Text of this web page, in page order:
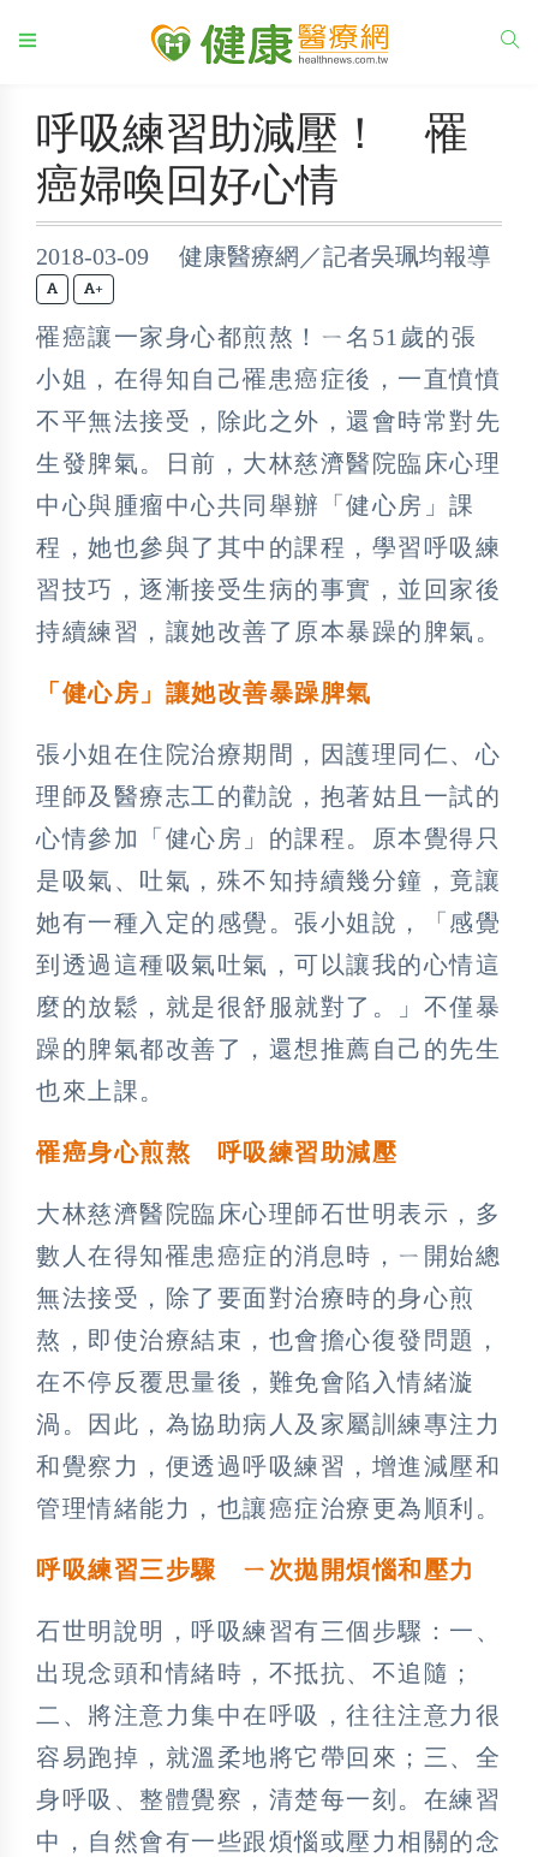
呼吸練習助減壓！ 罹
癌婦喚回好心情
2018-03-09 健康醫療網／記者吳珮均報導
+
罹癌讓一家身心都煎熬！ㄧ名51歲的張
小姐，在得知自己罹患癌症後，一直憤憤
不平無法接受，除此之外，還會時常對先
生發脾氣。日前，大林慈濟醫院臨床心理
中心與腫瘤中心共同舉辦「健心房」課
程，她也參與了其中的課程，學習呼吸練
習技巧，逐漸接受生病的事實，並回家後
持續練習，讓她改善了原本暴躁的脾氣。
「健心房」讓她改善暴躁脾氣
張小姐在住院治療期間，因護理同仁、心
理師及醫療志工的勸說，抱著姑且一試的
心情參加「健心房」的課程。原本覺得只
是吸氣、吐氣，殊不知持續幾分鐘，竟讓
她有一種入定的感覺。張小姐說，「感覺
到透過這種吸氣吐氣，可以讓我的心情這
麼的放鬆，就是很舒服就對了。」不僅暴
躁的脾氣都改善了，還想推薦自己的先生
也來上課。
罹癌身心煎熬 呼吸練習助減壓
大林慈濟醫院臨床心理師石世明表示，多
數人在得知罹患癌症的消息時，ㄧ開始總
無法接受，除了要面對治療時的身心煎
熬，即使治療結束，也會擔心復發問題，
在不停反覆思量後，難免會陷入情緒漩
渦。因此，為協助病人及家屬訓練專注力
和覺察力，便透過呼吸練習，增進減壓和
管理情緒能力，也讓癌症治療更為順利。
呼吸練習三步驟 ㄧ次拋開煩惱和壓力
石世明說明，呼吸練習有三個步驟：一、
出現念頭和情緒時，不抵抗、不追隨；
二、將注意力集中在呼吸，往往注意力很
容易跑掉，就溫柔地將它帶回來；三、全
身呼吸、整體覺察，清楚每一刻。在練習
中，自然會有一些跟煩惱或壓力相關的念